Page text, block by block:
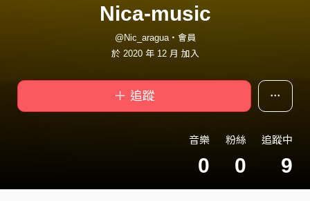
Nica-music
@Nic_aragua・會員
於 2020 年 12 月 加入
＋ 追蹤
音樂
0
粉絲
0
追蹤中
9